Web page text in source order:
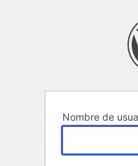
Nombre de